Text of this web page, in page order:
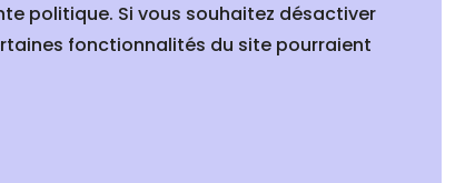
politique. Si vous souhaitez désactiver
fonctionnalités du site pourraient